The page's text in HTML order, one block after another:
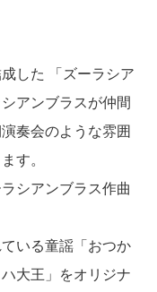
した 「ズーラシア
アンブラスが仲間
奏会のような雰囲
す。
シアンブラス作曲
いる童謡「おつか
大王」をオリジナ